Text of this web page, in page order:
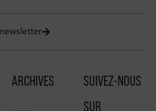
ARCHIVES
SUIVEZ-NOUS
SUR